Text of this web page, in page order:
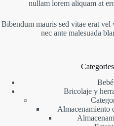
nullam lorem aliquam at
Bibendum mauris sed vitae erat
nec ante malesuada
Categories
Bebé
Bricolaje y
Almacenamiento